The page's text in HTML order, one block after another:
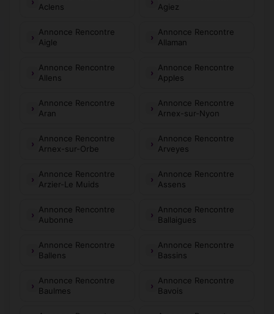
Aclens
Agiez
Annonce Rencontre
Aigle
Annonce Rencontre
Allaman
Annonce Rencontre
Allens
Annonce Rencontre
Apples
Annonce Rencontre
Aran
Annonce Rencontre
Arnex-sur-Nyon
Annonce Rencontre
Arnex-sur-Orbe
Annonce Rencontre
Arveyes
Annonce Rencontre
Arzier-Le Muids
Annonce Rencontre
Assens
Annonce Rencontre
Aubonne
Annonce Rencontre
Ballaigues
Annonce Rencontre
Ballens
Annonce Rencontre
Bassins
Annonce Rencontre
Baulmes
Annonce Rencontre
Bavois